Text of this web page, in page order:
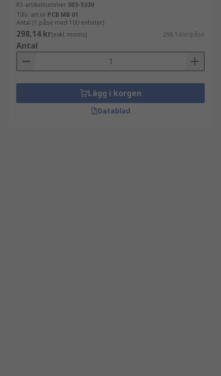
RS-artikelnummer 303-5330
Tillv. art.nr PCB MB 01
Antal (1 påse med 100 enheter)
298,14 kr(exkl. moms) 298,14 kr/påse
Antal
Lägg i korgen
Datablad